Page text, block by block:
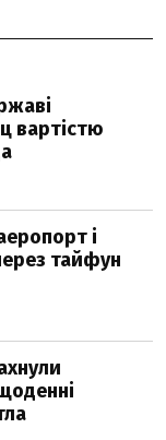
вартістю
і
тайфун